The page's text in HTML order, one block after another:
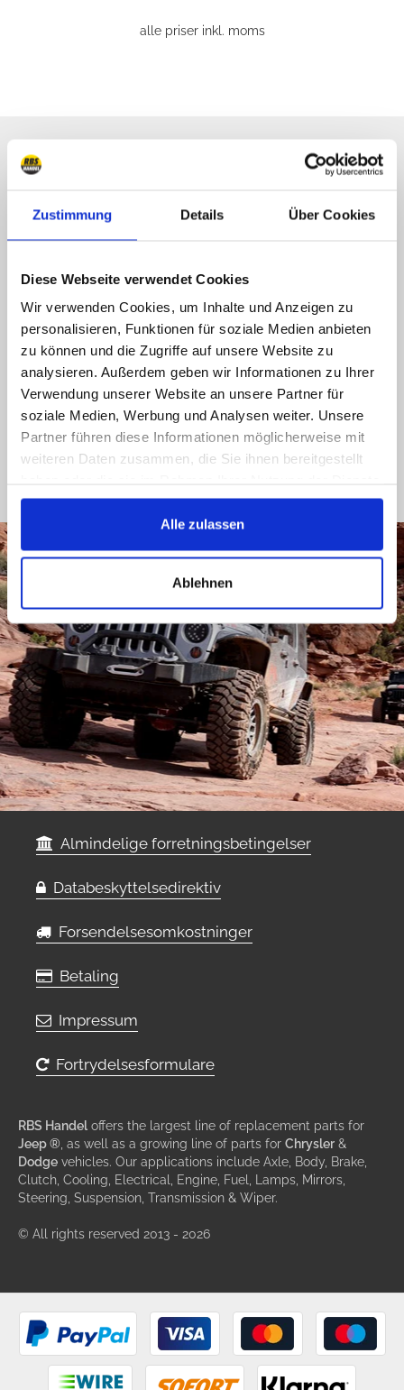
Zustimmung Details Über Cookies
Diese Webseite verwendet Cookies
Wir verwenden Cookies, um Inhalte und Anzeigen zu
personalisieren, Funktionen für soziale Medien anbieten
zu können und die Zugriffe auf unsere Website zu
analysieren. Außerdem geben wir Informationen zu Ihrer
Verwendung unserer Website an unsere Partner für
soziale Medien, Werbung und Analysen weiter. Unsere
Partner führen diese Informationen möglicherweise mit
weiteren Daten zusammen, die Sie ihnen bereitgestellt
gesammelt haben.
Alle zulassen
Ablehnen
alle priser inkl. moms
Facebook, du får et hurtigt svar
(9:30-14:00 16:00-19:00)
info@rbs-handel.de
Facebook
Almindelige forretningsbetingelser
Databeskyttelsedirektiv
Forsendelsesomkostninger
Betaling
Impressum
Fortrydelsesformulare
RBS Handel offers the largest line of replacement parts for
Jeep ® , as well as a growing line of parts for Chrysler &
Dodge vehicles. Our applications include Axle, Body, Brake,
Clutch, Cooling, Electrical, Engine, Fuel, Lamps, Mirrors,
Steering, Suspension, Transmission & Wiper.
© All rights reserved 2013 - 2026